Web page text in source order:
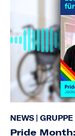
NEWS GRUPPE
Pride